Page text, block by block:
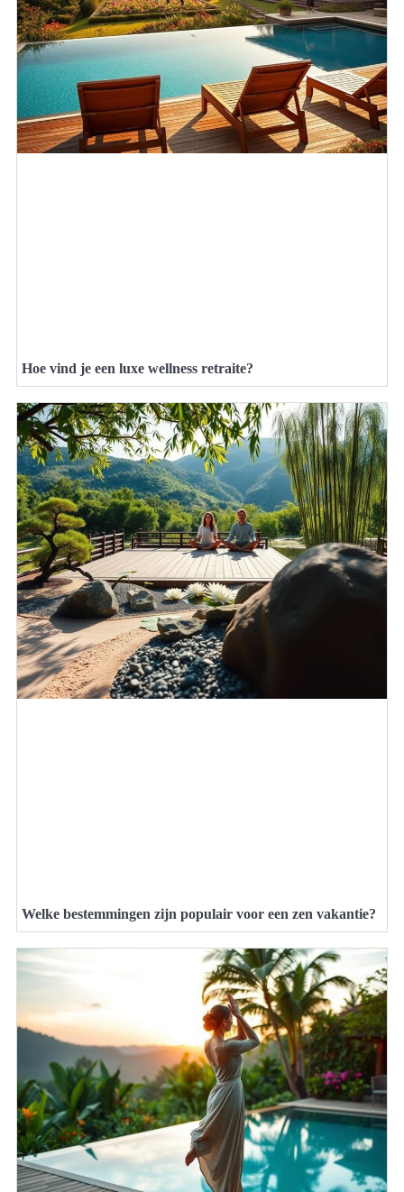
Hoe vind je een luxe wellness retraite?
Welke bestemmingen zijn populair voor een zen vakantie?